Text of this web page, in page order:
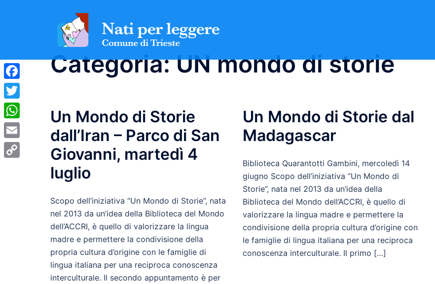
Categoria:UN mondo di storie
Un Mondo di Storie
dall’Iran – Parco di San
Giovanni, martedì 4
luglio
Scopo dell’iniziativa “Un Mondo di Storie”, nata
nel 2013 da un’idea della Biblioteca del Mondo
dell’ACCRI, è quello di valorizzare la lingua
madre e permettere la condivisione della
propria cultura d’origine con le famiglie di
lingua italiana per una reciproca conoscenza
interculturale. Il secondo appuntamento è per
Un Mondo di Storie dal
Madagascar
Biblioteca Quarantotti Gambini, mercoledì 14
giugno Scopo dell’iniziativa “Un Mondo di
Storie”, nata nel 2013 da un’idea della
Biblioteca del Mondo dell’ACCRI, è quello di
valorizzare la lingua madre e permettere la
condivisione della propria cultura d’origine con
le famiglie di lingua italiana per una reciproca
conoscenza interculturale. Il primo […]
Facebook
Twitter
WhatsApp
Email